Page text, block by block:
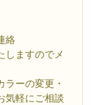
絡
ますのでメ
ーの変更・
気軽にご相談